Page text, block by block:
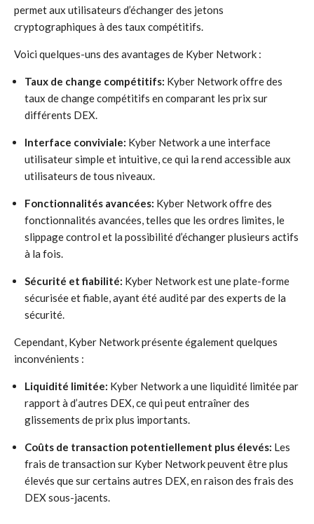
permet aux utilisateurs d’échanger des jetons
cryptographiques à des taux compétitifs.
Voici quelques-uns des avantages de Kyber Network :
Taux de change compétitifs: Kyber Network offre des
taux de change compétitifs en comparant les prix sur
différents DEX.
Interface conviviale: Kyber Network a une interface
utilisateur simple et intuitive, ce qui la rend accessible aux
utilisateurs de tous niveaux.
Fonctionnalités avancées: Kyber Network offre des
fonctionnalités avancées, telles que les ordres limites, le
slippage control et la possibilité d’échanger plusieurs actifs
à la fois.
Sécurité et fiabilité: Kyber Network est une plate-forme
sécurisée et fiable, ayant été audité par des experts de la
sécurité.
Cependant, Kyber Network présente également quelques
inconvénients :
Liquidité limitée: Kyber Network a une liquidité limitée par
rapport à d’autres DEX, ce qui peut entraîner des
glissements de prix plus importants.
Coûts de transaction potentiellement plus élevés: Les
frais de transaction sur Kyber Network peuvent être plus
élevés que sur certains autres DEX, en raison des frais des
DEX sous-jacents.